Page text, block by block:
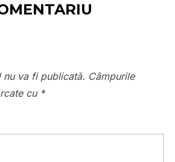
nu va fi publicată. Câmpurile
cu *